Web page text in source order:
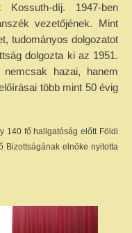
Kossuth-díj. 1947-ben
vezetőjének. Mint
tudományos dolgozatot
dolgozta ki az 1951.
hazai, hanem
több mint 50 évig
140 fő hallgatóság előtt Földi
Bizottságának elnöke nyitotta